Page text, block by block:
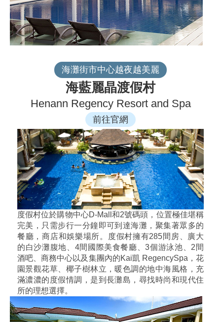
海灘街市中心越夜越美麗
海藍麗晶渡假村
Henann Regency Resort and Spa
前往官網
度假村位於購物中心D-Mall和2號碼頭，位置極佳堪稱
完美，只需步行一分鐘即可到達海灘，聚集著眾多的
餐廳，商店和娛樂場所。度假村擁有285間房、廣大
的白沙灘腹地、4間國際美食餐廳、3個游泳池、2間
酒吧、商務中心以及集團內的Kai凱 RegencySpa，花
園景觀花草、椰子樹林立，暖色調的地中海風格，充
滿濃濃的度假情調，是到長灘島，尋找時尚和現代住
所的理想選擇。